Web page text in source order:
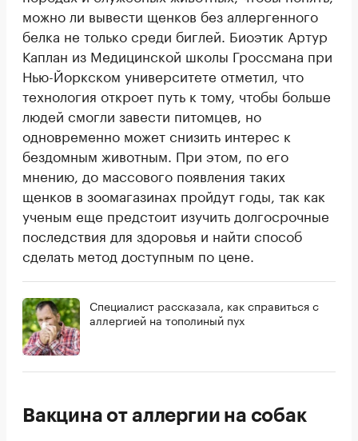
можно ли вывести щенков без аллергенного
белка не только среди биглей. Биоэтик Артур
Каплан из Медицинской школы Гроссмана при
Нью-Йоркском университете отметил, что
технология откроет путь к тому, чтобы больше
людей смогли завести питомцев, но
одновременно может снизить интерес к
бездомным животным. При этом, по его
мнению, до массового появления таких
щенков в зоомагазинах пройдут годы, так как
ученым еще предстоит изучить долгосрочные
последствия для здоровья и найти способ
сделать метод доступным по цене.
Специалист рассказала, как справиться с
аллергией на тополиный пух
Вакцина от аллергии на собак